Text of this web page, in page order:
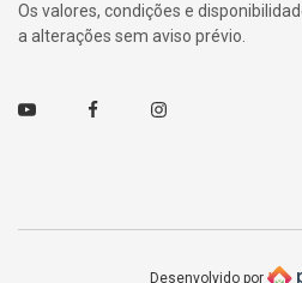
Os valores, condições e
a alterações sem aviso prévio.
Youtube FacebookInstagram
Desenvolvido por